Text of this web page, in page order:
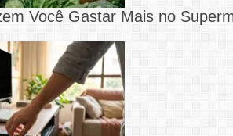
Você Gastar Mais no